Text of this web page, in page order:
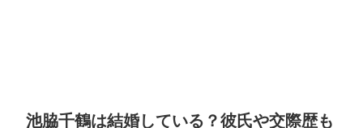
池脇千鶴は結婚している？彼氏や交際歴も